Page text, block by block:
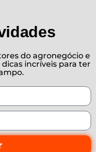
do agronegócio e
incríveis para ter